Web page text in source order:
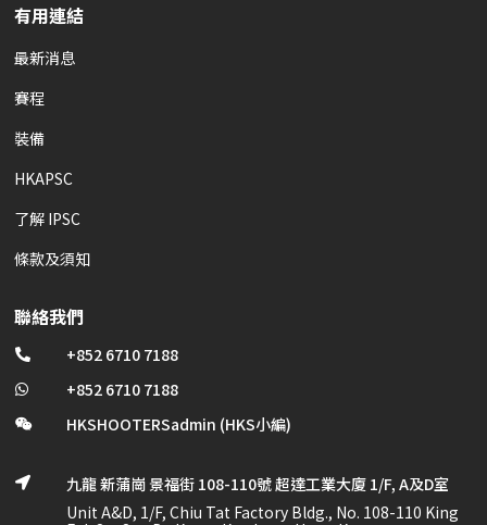
有用連結
最新消息
賽程
裝備
HKAPSC
了解 IPSC
條款及須知
聯絡我們
 +852 6710 7188
 +852 6710 7188
 HKSHOOTERSadmin (HKS小編)

九龍 新蒲崗 景福街 108-110號 超達工業大廈 1/F, A及D室
Unit A&D, 1/F, Chiu Tat Factory Bldg., No. 108-110 King